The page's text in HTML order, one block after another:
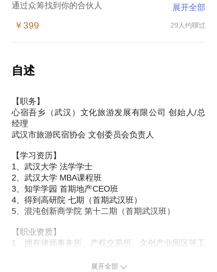
通过众筹找到你的合伙人
通过众筹培养你的第一批强粘性传播者
展开全部
￥399 29人约聊过
自述
【职务】
心宿吾乡（武汉）文化旅游发展有限公司 创始人/总
经理
武汉市旅游民宿协会 文创委员会负责人
【学习资历】
1、武汉大学 法学学士
2、武汉大学 MBA课程班
3、知学学园 首期地产CEO班
4、得到高研院 七期（首期武汉班）
5、混沌创新商学院 第十二期（首期武汉班）
【职业资质】
1、拥有律师事务所、产权交易所、文创产业园区等工
融资、文化创意、文旅产业等相关领域。
展开全部